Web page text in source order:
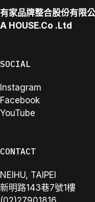
有家品牌整合股份有限
A HOUSE.Co .Ltd
SOCIAL
Instagram
Facebook
YouTube
CONTACT
NEIHU, TAIPEI
新明路143巷7號1樓